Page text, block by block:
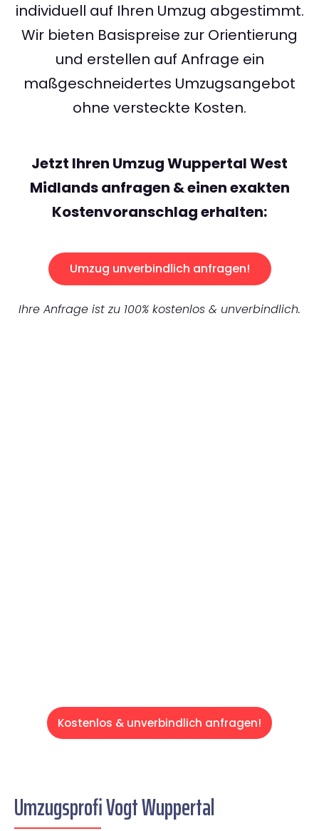
individuell auf Ihren Umzug abgestimmt.
Wir bieten Basispreise zur Orientierung
und erstellen auf Anfrage ein
maßgeschneidertes Umzugsangebot
ohne versteckte Kosten.
Jetzt Ihren Umzug Wuppertal West
Midlands anfragen & einen exakten
Kostenvoranschlag erhalten:
Umzug unverbindlich anfragen!
Ihre Anfrage ist zu 100% kostenlos & unverbindlich.
Kostenlos & unverbindlich anfragen!
Umzugsprofi Vogt Wuppertal